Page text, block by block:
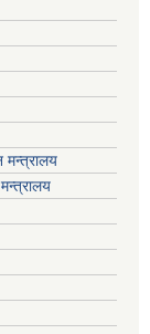
मन्त्रालय